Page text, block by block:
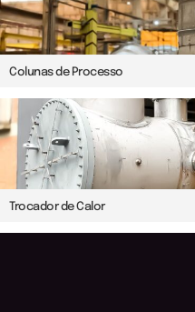
Colunas de Processo
Trocador de Calor